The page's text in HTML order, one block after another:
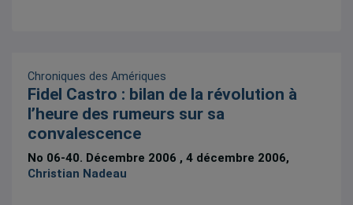
Chroniques des Amériques
Fidel Castro : bilan de la révolution à
l’heure des rumeurs sur sa
convalescence
No 06-40. Décembre 2006 , 4 décembre 2006,
Christian Nadeau